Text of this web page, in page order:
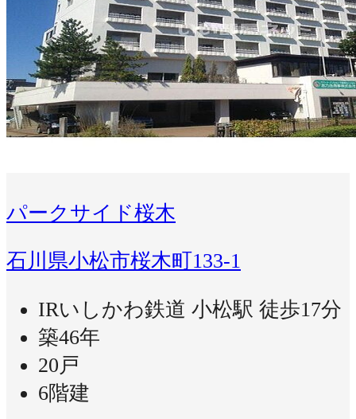
パークサイド桜木
石川県小松市桜木町133-1
IRいしかわ鉄道 小松駅 徒歩17分
築46年
20戸
6階建